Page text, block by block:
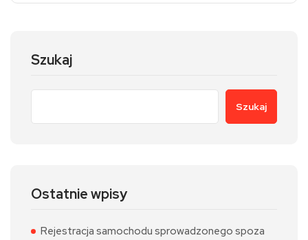
Szukaj
Szukaj
Ostatnie wpisy
Rejestracja samochodu sprowadzonego spoza